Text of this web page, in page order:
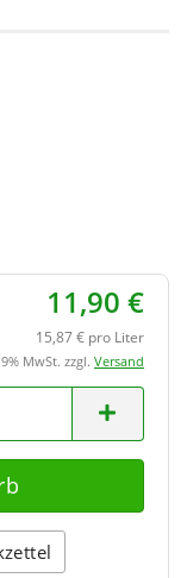
11,90 €
15,87 € pro Liter
MwSt. zzgl. Versand